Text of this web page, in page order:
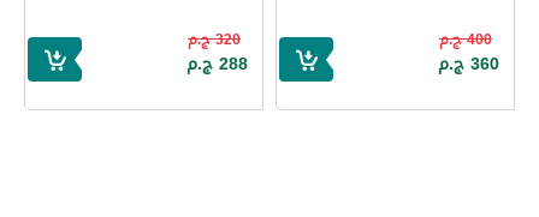
400 ج.م
360 ج.م
320 ج.م
288 ج.م